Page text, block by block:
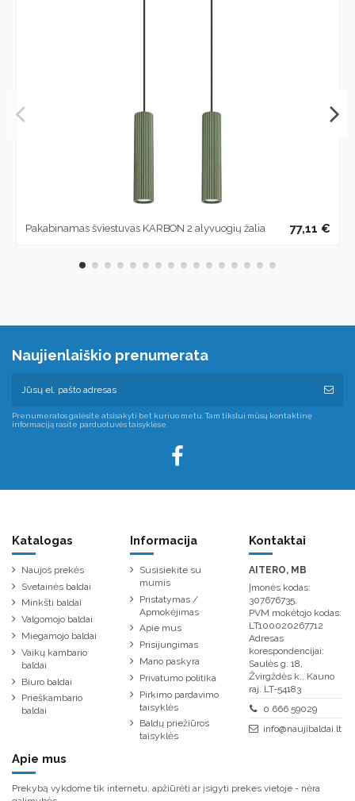
Pakabinamas šviestuvas KARBON 2 alyvuogių žalia 77,11 €
Naujienlaiškio prenumerata
Prenumeratos galėsite atsisakyti bet kuriuo metu. Tam tikslui mūsų kontaktinę
informaciją rasite parduotuvės taisyklėse.
Katalogas
Naujos prekės
Svetainės baldai
Minkšti baldai
Valgomojo baldai
Miegamojo baldai
Vaikų kambario
baldai
Biuro baldai
Prieškambario
baldai
Informacija
Susisiekite su
mumis
Pristatymas /
Apmokėjimas
Apie mus
Prisijungimas
Mano paskyra
Privatumo politika
Pirkimo pardavimo
taisyklės
Baldų priežiūros
taisyklės
Kontaktai
AITERO, MB
Įmonės kodas:
307676735,
PVM mokėtojo kodas:
LT100020267712
Adresas
korespondencijai:
Saulės g. 18,
Žvirgždės k., Kauno
raj. LT-54183
0 666 59029
info@naujibaldai.lt
Apie mus
Prekybą vykdome tik internetu, apžiūrėti ar įsigyti prekes vietoje - nėra